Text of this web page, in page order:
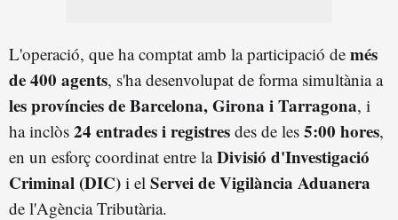
L'operació, que ha comptat amb la participació de més
de 400 agents, s'ha desenvolupat de forma simultània a
les províncies de Barcelona, Girona i Tarragona, i
ha inclòs 24 entrades i registres des de les 5:00 hores,
en un esforç coordinat entre laDivisió d'Investigació
Criminal (DIC) i el Servei de Vigilància Aduanera
de l'Agència Tributària.